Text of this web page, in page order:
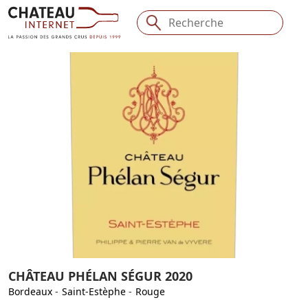
CHÂTEAU PHÉLAN SÉGUR 2020
Bordeaux - Saint-Estèphe - Rouge